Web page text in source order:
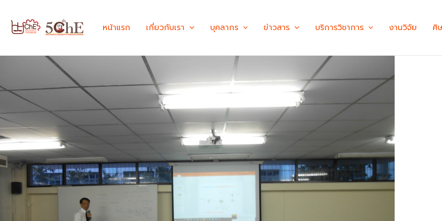
content
หน้าแรก เกี่ยวกับเรา บุคลากร ข่าวสาร บริการวิชาการ งานวิจัย ศิ